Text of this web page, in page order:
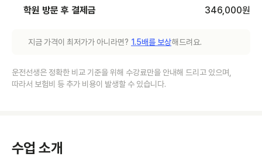
학원 방문 후 결제금 346,000원
지금 가격이 최저가가 아니라면? 1.5배를 보상해드려요.
운전선생은 정확한 비교 기준을 위해 수강료만을 안내해 드리고 있으며,
따라서 보험비 등 추가 비용이 발생할 수 있습니다.
수업 소개